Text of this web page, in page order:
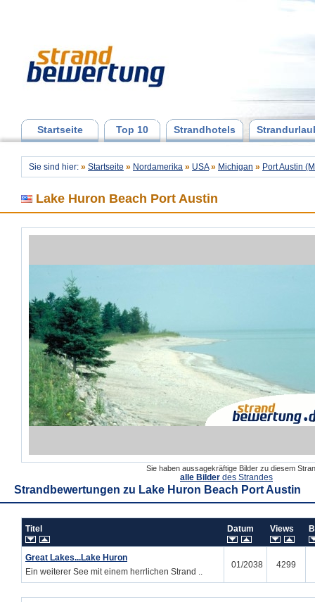
Startseite Top 10 Strandhotels
Sie sind hier: » Startseite » Nordamerika » USA » Michigan » Port Austin
Lake Huron Beach Port Austin
Sie haben aussagekräftige Bilder zu diesem
alle Bilder des Strandes
Strandbewertungen zu Lake Huron Beach Port Austin
Titel Datum Views
Great Lakes...Lake Huron
Ein weiterer See mit einem herrlichen Strand ..
01/2038 4299